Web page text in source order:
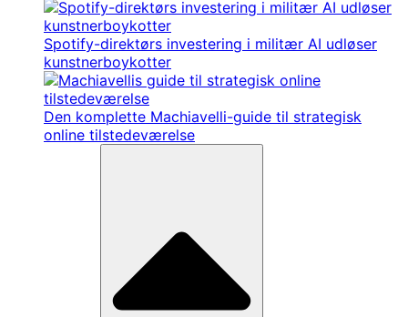
Spotify-direktørs investering i militær AI udløser
kunstnerboykotter
Den komplette Machiavelli-guide til strategisk
online tilstedeværelse